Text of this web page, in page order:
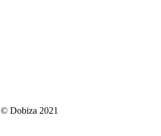
© Dobiza 2021